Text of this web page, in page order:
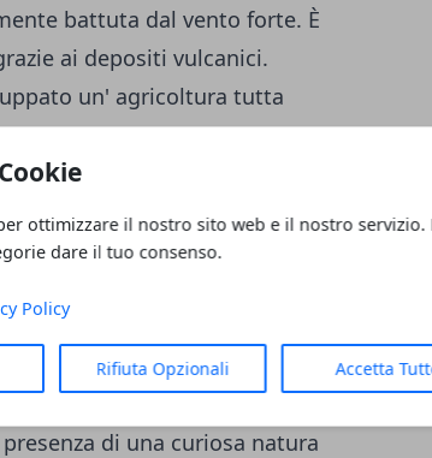
ottimizzare il nostro sito web e il nostro servizio.
dare il tuo consenso.
Policy
Rifiuta Opzionali Accetta
battuta dal vento forte. È
ai depositi vulcanici.
un' agricoltura tutta
cavità, gli agrumeti sono
in modo che i rami restino
dell' isola di Pantelleria si
gli arabi a importare le
Zabib, da cui lo Zibibbo,
Vigneti e cappereti (
terreno di natura vulcanica e
e d' Aleppo,
di una curiosa natura